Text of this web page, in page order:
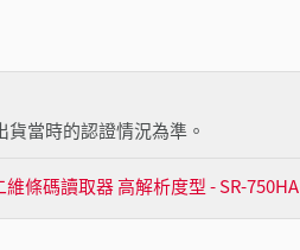
當時的認證情況為準。
條碼讀取器 高解析度型 - SR-750HA